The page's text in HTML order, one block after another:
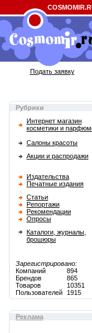
Field 'news_title' doesn't have
Рубрики
Интернет магазин
косметики и
Салоны красоты
Акции и распродажи
Издательства
Печатные издания
Статьи
Репортажи
Рекомендации
Опросы
Каталоги, журналы,
брошюры
Зарегистрировано:
Компаний
894
Брендов
865
Товаров
10351
Пользователей
1915
Реклама
Подать заявку